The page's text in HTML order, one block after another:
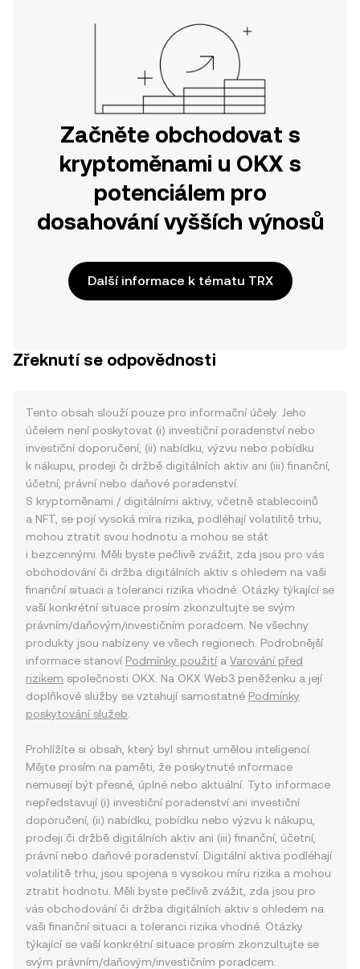
Začněte obchodovat s
kryptoměnami u OKX s
potenciálem pro
dosahování vyšších výnosů
Další informace k tématu TRX
Zřeknutí se odpovědnosti
Tento obsah slouží pouze pro informační účely. Jeho
účelem není poskytovat (i) investiční poradenství nebo
investiční doporučení, (ii) nabídku, výzvu nebo pobídku
k nákupu, prodeji či držbě digitálních aktiv ani (iii) finanční,
účetní, právní nebo daňové poradenství.
S kryptoměnami / digitálními aktivy, včetně stablecoinů
a NFT, se pojí vysoká míra rizika, podléhají volatilitě trhu,
mohou ztratit svou hodnotu a mohou se stát
i bezcennými. Měli byste pečlivě zvážit, zda jsou pro vás
obchodování či držba digitálních aktiv s ohledem na vaši
finanční situaci a toleranci rizika vhodné. Otázky týkající se
vaší konkrétní situace prosím zkonzultujte se svým
právním/daňovým/investičním poradcem. Ne všechny
produkty jsou nabízeny ve všech regionech. Podrobnější
informace stanoví Podmínky použitía Varování před
rizikem společnosti OKX. Na OKX Web3 peněženku a její
doplňkové služby se vztahují samostatné Podmínky
poskytování služeb
Prohlížíte si obsah, který byl shrnut umělou inteligencí.
Mějte prosím na paměti, že poskytnuté informace
nemusejí být přesné, úplné nebo aktuální. Tyto informace
nepředstavují (i) investiční poradenství ani investiční
doporučení, (ii) nabídku, pobídku nebo výzvu k nákupu,
prodeji či držbě digitálních aktiv ani (iii) finanční, účetní,
právní nebo daňové poradenství. Digitální aktiva podléhají
volatilitě trhu, jsou spojena s vysokou míru rizika a mohou
ztratit hodnotu. Měli byste pečlivě zvážit, zda jsou pro
vás obchodování či držba digitálních aktiv s ohledem na
vaši finanční situaci a toleranci rizika vhodné. Otázky
týkající se vaší konkrétní situace prosím zkonzultujte se
svým právním/daňovým/investičním poradcem.